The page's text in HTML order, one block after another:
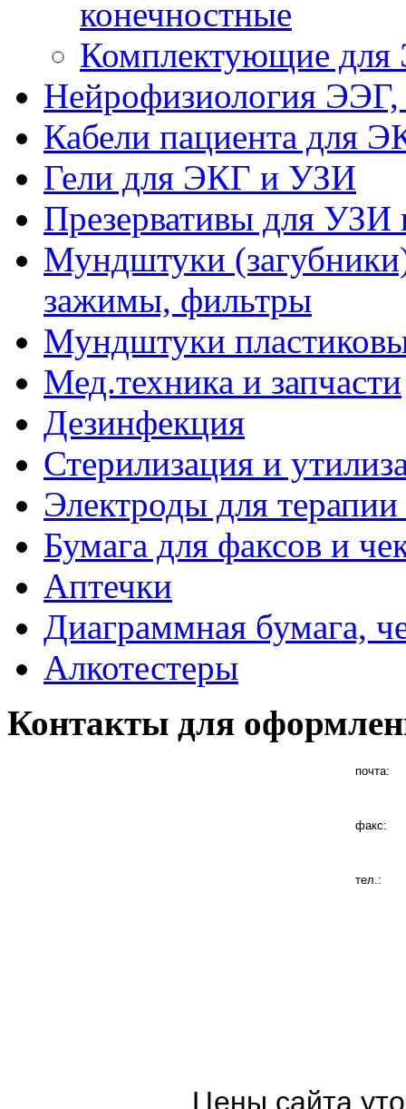
конечностные
Комплектующие
Нейрофизиология
Кабели пациента для
Гели для ЭКГ и УЗИ
Презервативы для УЗИ
Мундштуки
зажимы, фильтры
Мундштуки
Мед.техника и запчасти
Дезинфекция
Стерилизация и
Электроды для
Бумага для факсов и
Аптечки
Диаграммная бумага,
Алкотестеры
Контакты для
почта:
факс:
тел.:
Цены сайта